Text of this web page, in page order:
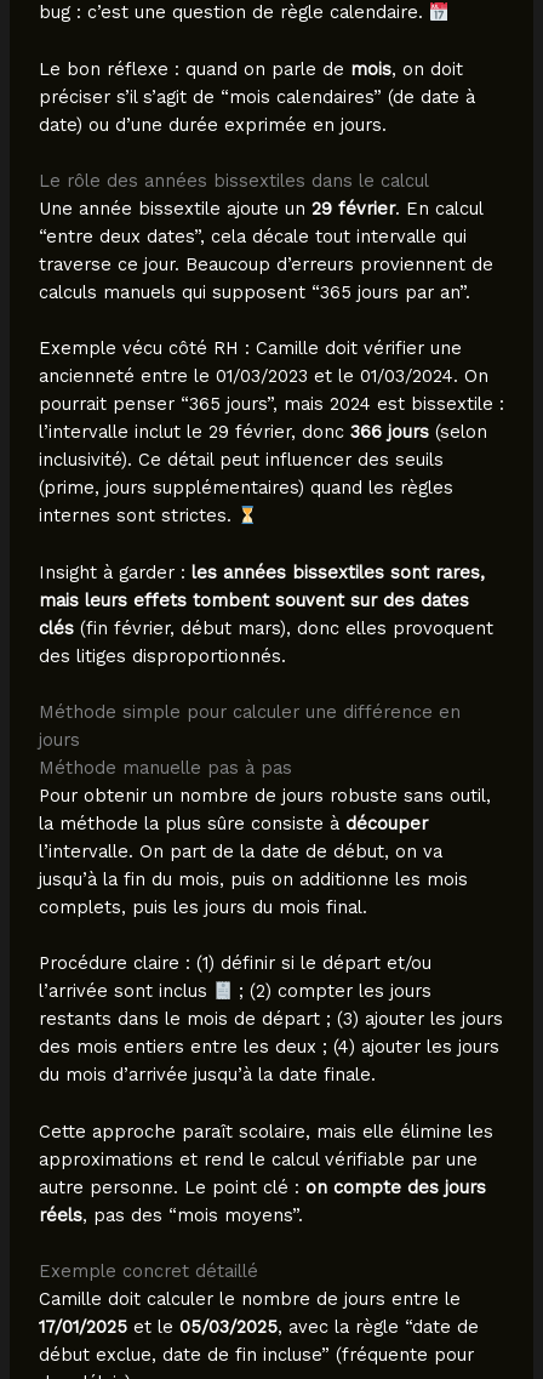
bug : c’est une question de règle calendaire.
Le bon réflexe : quand on parle de mois, on doit
préciser s’il s’agit de “mois calendaires” (de date à
date) ou d’une durée exprimée en jours.
Le rôle des années bissextiles dans le calcul
Une année bissextile ajoute un 29 février. En calcul
“entre deux dates”, cela décale tout intervalle qui
traverse ce jour. Beaucoup d’erreurs proviennent de
calculs manuels qui supposent “365 jours par an”.
Exemple vécu côté RH : Camille doit vérifier une
ancienneté entre le 01/03/2023 et le 01/03/2024. On
pourrait penser “365 jours”, mais 2024 est bissextile :
l’intervalle inclut le 29 février, donc 366 jours(selon
inclusivité). Ce détail peut influencer des seuils
(prime, jours supplémentaires) quand les règles
internes sont strictes.
Insight à garder : les années bissextiles sont rares,
mais leurs effets tombent souvent sur des dates
clés(fin février, début mars), donc elles provoquent
des litiges disproportionnés.
Méthode simple pour calculer une différence en
jours
Méthode manuelle pas à pas
Pour obtenir un nombre de jours robuste sans outil,
la méthode la plus sûre consiste à découper
l’intervalle. On part de la date de début, on va
jusqu’à la fin du mois, puis on additionne les mois
complets, puis les jours du mois final.
Procédure claire : (1) définir si le départ et/ou
l’arrivée sont inclus
; (2) compter les jours
restants dans le mois de départ ; (3) ajouter les jours
des mois entiers entre les deux ; (4) ajouter les jours
du mois d’arrivée jusqu’à la date finale.
Cette approche paraît scolaire, mais elle élimine les
approximations et rend le calcul vérifiable par une
autre personne. Le point clé : on compte des jours
réels, pas des “mois moyens”.
Exemple concret détaillé
Camille doit calculer le nombre de jours entre le
17/01/2025et le 05/03/2025, avec la règle “date de
début exclue, date de fin incluse” (fréquente pour